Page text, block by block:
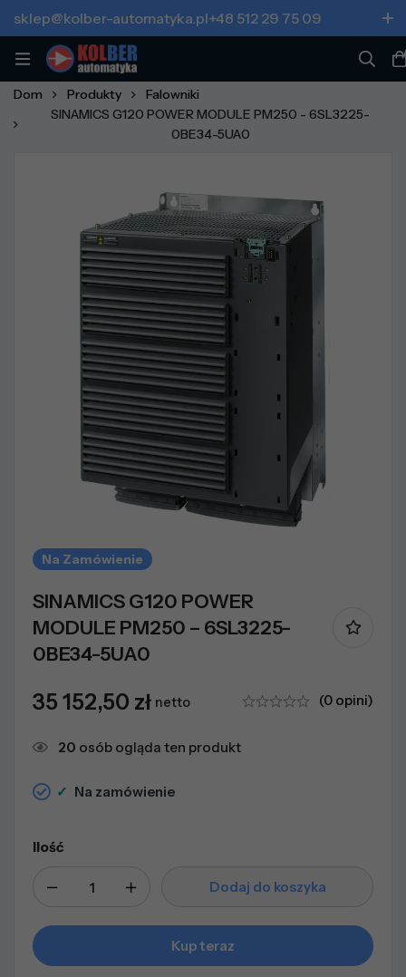
sklep@kolber-automatyka.pl+48 512 29 75 09
Dom Produkty
Falowniki
SINAMICS G120 POWER MODULE PM250 - 6SL3225-
0BE34-5UA0
Na Zamówienie
SINAMICS G120 POWER
MODULE PM250 – 6SL3225-
0BE34-5UA0
35 152,50 zł netto (0 opini)
20 osób ogląda ten produkt
✓ Na zamówienie
Ilość
Dodaj do koszyka
Kup teraz